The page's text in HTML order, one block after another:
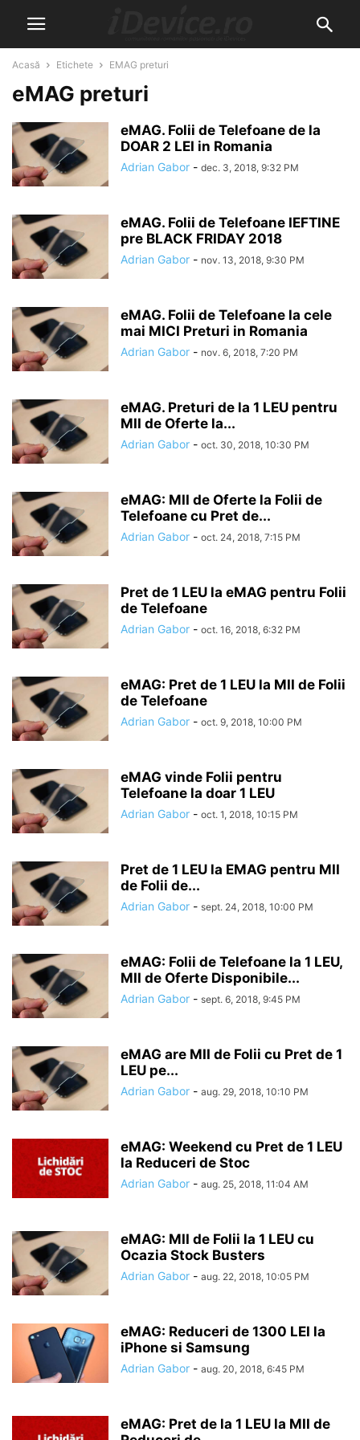
Acasă Etichete EMAG preturi
eMAG preturi
eMAG. Folii de Telefoane de la
DOAR 2 LEI in Romania
Adrian Gabor - dec. 3, 2018, 9:32 PM
eMAG. Folii de Telefoane IEFTINE
pre BLACK FRIDAY 2018
Adrian Gabor - nov. 13, 2018, 9:30 PM
eMAG. Folii de Telefoane la cele
mai MICI Preturi in Romania
Adrian Gabor - nov. 6, 2018, 7:20 PM
eMAG. Preturi de la 1 LEU pentru
MII de Oferte la...
Adrian Gabor - oct. 30, 2018, 10:30 PM
eMAG: MII de Oferte la Folii de
Telefoane cu Pret de...
Adrian Gabor - oct. 24, 2018, 7:15 PM
Pret de 1 LEU la eMAG pentru Folii
de Telefoane
Adrian Gabor - oct. 16, 2018, 6:32 PM
eMAG: Pret de 1 LEU la MII de Folii
de Telefoane
Adrian Gabor - oct. 9, 2018, 10:00 PM
eMAG vinde Folii pentru
Telefoane la doar 1 LEU
Adrian Gabor - oct. 1, 2018, 10:15 PM
Pret de 1 LEU la EMAG pentru MII
de Folii de...
Adrian Gabor - sept. 24, 2018, 10:00 PM
eMAG: Folii de Telefoane la 1 LEU,
MII de Oferte Disponibile...
Adrian Gabor - sept. 6, 2018, 9:45 PM
eMAG are MII de Folii cu Pret de 1
LEU pe...
Adrian Gabor - aug. 29, 2018, 10:10 PM
eMAG: Weekend cu Pret de 1 LEU
la Reduceri de Stoc
Adrian Gabor - aug. 25, 2018, 11:04 AM
eMAG: MII de Folii la 1 LEU cu
Ocazia Stock Busters
Adrian Gabor - aug. 22, 2018, 10:05 PM
eMAG: Reduceri de 1300 LEI la
iPhone si Samsung
Adrian Gabor - aug. 20, 2018, 6:45 PM
eMAG: Pret de la 1 LEU la MII de